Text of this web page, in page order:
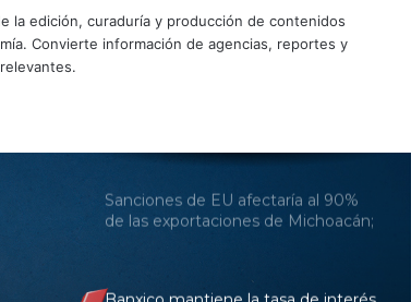
la edición, curaduría y producción de contenidos
Convierte información de agencias, reportes y
México: impulsará inversiones y
exportaciones, afirma el Banco
Sanciones de EU afectaría al 90%
de las exportaciones de Michoacán;